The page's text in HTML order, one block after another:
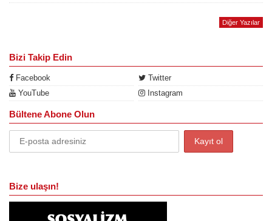
Diğer Yazılar
Bizi Takip Edin
Facebook
Twitter
YouTube
Instagram
Bültene Abone Olun
Bize ulaşın!